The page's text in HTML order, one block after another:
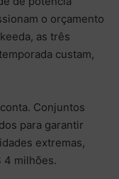
o orçamento
as três
custam,
Conjuntos
para garantir
extremas,
4 milhões.